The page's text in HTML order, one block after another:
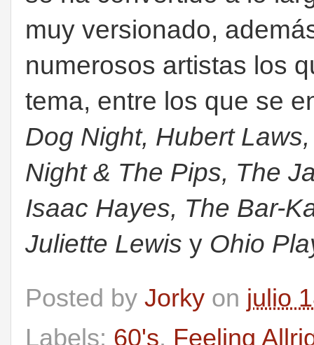
muy versionado,
numerosos artistas los
tema, entre los que se
Dog Night, Hubert
Night & The Pips, The
Isaac Hayes, The Bar-
Juliette Lewis y Ohio
Posted by Jorky on julio
Labels: 60's, Feeling